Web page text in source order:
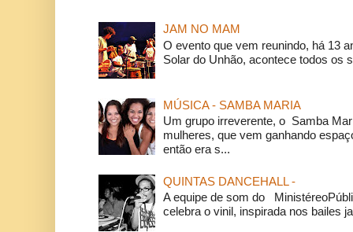
JAM NO MAM
O evento que vem reunindo, há 13
Solar do Unhão, acontece todos os
MÚSICA - SAMBA MARIA
Um grupo irreverente, o Samba
mulheres, que vem ganhando
então era s...
QUINTAS DANCEHALL -
A equipe de som do
celebra o vinil, inspirada nos bailes